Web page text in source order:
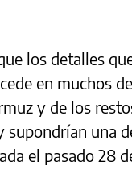
los detalles
en muchos
y de los
supondrían una
el pasado 28